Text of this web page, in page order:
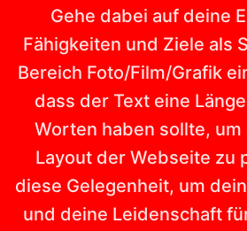
Gehe dabei auf deine
Fähigkeiten und Ziele als
Bereich Foto/Film/Grafik
dass der Text eine
Worten haben sollte, um
Layout der Webseite zu
diese Gelegenheit, um
und deine Leidenschaft